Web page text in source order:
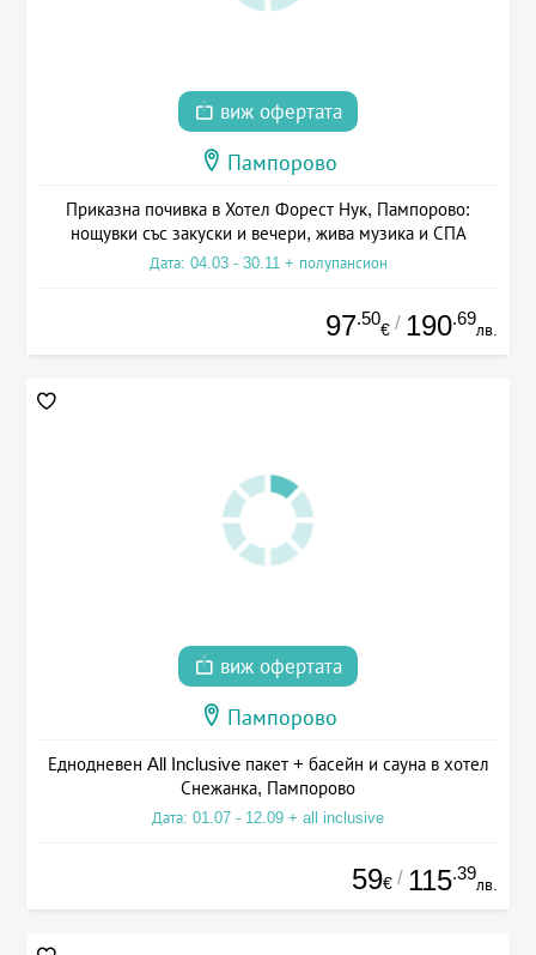
виж офертата
Пампорово
Приказна почивка в Хотел Форест Нук, Пампорово:
нощувки със закуски и вечери, жива музика и СПА
Дата: 04.03 - 30.11 + полупансион
97.50
€ / 190.69
лв.
виж офертата
Пампорово
Еднодневен All Inclusive пакет + басейн и сауна в хотел
Снежанка, Пампорово
Дата: 01.07 - 12.09 + all inclusive
59€ / 115.39
лв.